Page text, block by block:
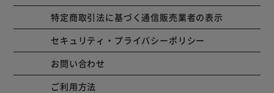
特定商取引法に基づく通信販売業者の表示
セキュリティ・プライバシーポリシー
お問い合わせ
ご利用方法